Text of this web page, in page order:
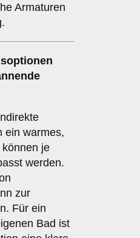
Armaturen
ein warmes,
je
werden.
zur
Für ein
Bad ist